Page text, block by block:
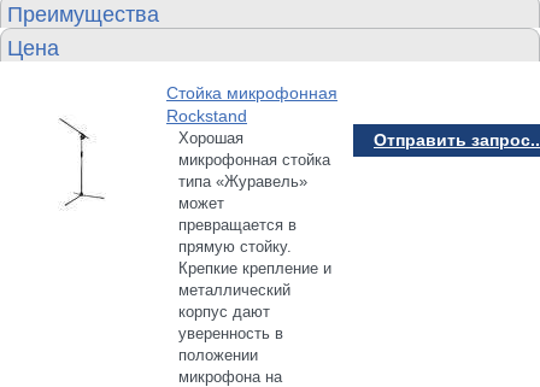
Преимущества
Цена
Стойка микрофонная
Rockstand
Хорошая
микрофонная стойка
типа «Журавель»
может
превращается в
прямую стойку.
Крепкие крепление и
металлический
корпус дают
уверенность в
положении
микрофона на
Отправить